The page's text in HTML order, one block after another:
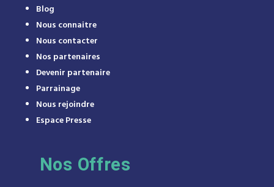
Blog
Nous connaitre
Nous contacter
Nos partenaires
Devenir partenaire
Parrainage
Nous rejoindre
Espace Presse
Nos Offres